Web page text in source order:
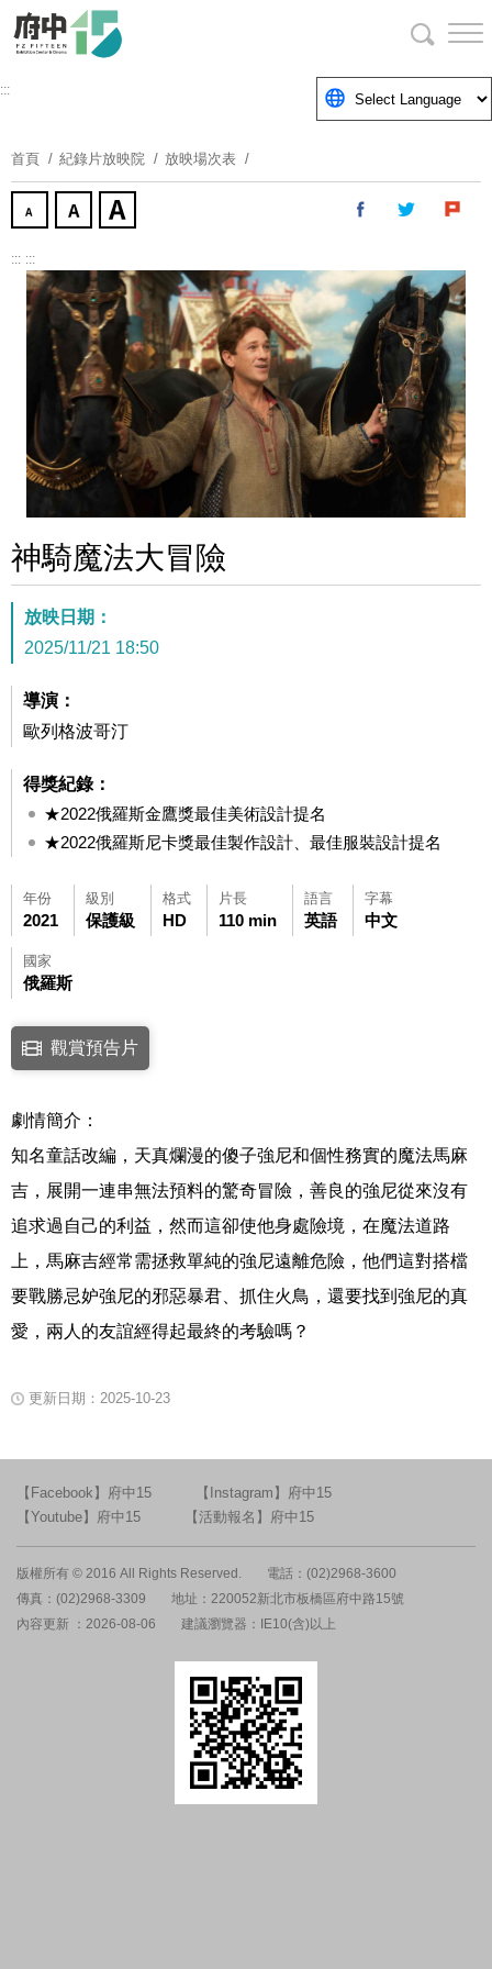
要
塊
:::
首頁 紀錄片放映院 放映場次表
::: :::
神騎魔法大冒險
放映日期：
2025/11/21 18:50
導演：
歐列格波哥汀
得獎紀錄：
★2022俄羅斯金鷹獎最佳美術設計提名
★2022俄羅斯尼卡獎最佳製作設計、最佳服裝設計提名
年份
2021
級別
保護級
格式
HD
片長
110 min
語言
英語
字幕
中文
國家
俄羅斯
點擊下列連結開啟視窗後，可使用鍵盤Tab鍵移至影片中央播放鍵，再
連結至Youtube網站觀看此影片(開新視窗)
觀賞預告片
劇情簡介：
知名童話改編，天真爛漫的傻子強尼和個性務實的魔法馬麻
吉，展開一連串無法預料的驚奇冒險，善良的強尼從來沒有
追求過自己的利益，然而這卻使他身處險境，在魔法道路
上，馬麻吉經常需拯救單純的強尼遠離危險，他們這對搭檔
要戰勝忌妒強尼的邪惡暴君、抓住火鳥，還要找到強尼的真
愛，兩人的友誼經得起最終的考驗嗎？
更新日期：2025-10-23
【Facebook】府中15
【Instagram】府中15
【Youtube】府中15
【活動報名】府中15
版權所有 © 2016 All Rights Reserved.
電話：(02)2968-3600
傳真：(02)2968-3309
地址：220052新北市板橋區府中路15號
內容更新 ：2026-08-06
建議瀏覽器：IE10(含)以上